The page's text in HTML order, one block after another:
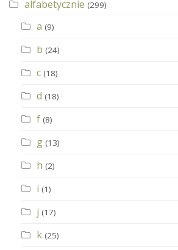
alfabetycznie (299)
a (9)
b (24)
c (18)
d (18)
f (8)
g (13)
h (2)
i (1)
j (17)
k (25)